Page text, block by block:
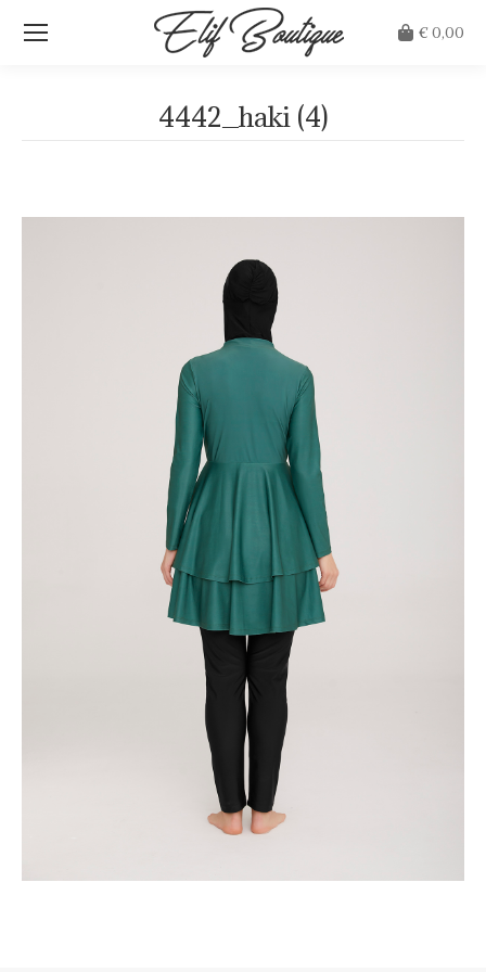
€0,00
4442_haki (4)